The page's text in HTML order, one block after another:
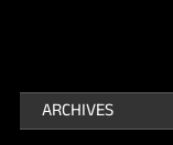
ARCHIVES